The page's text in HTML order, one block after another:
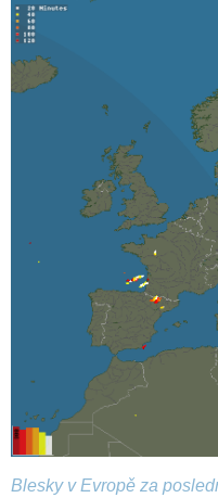
Blesky v Evropě za